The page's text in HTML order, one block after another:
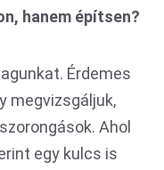
hanem építsen?
Érdemes
megvizsgáljuk,
Ahol
egy kulcs is